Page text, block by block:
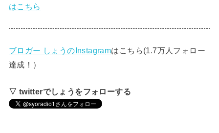
はこちら
ブロガー しょうのInstagramはこちら(1.7万人フォロー
達成！）
▽ twitterでしょうをフォローする